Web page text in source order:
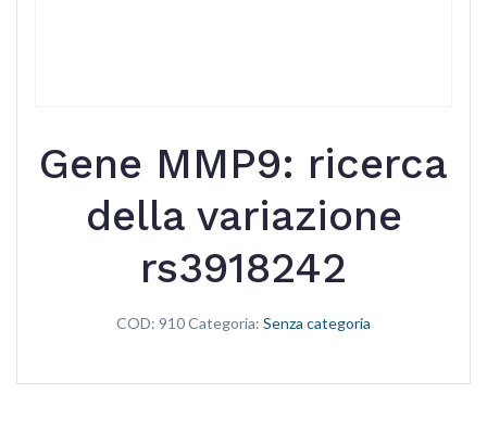
Gene MMP9: ricerca
della variazione
rs3918242
COD: 910Categoria: Senza categoria